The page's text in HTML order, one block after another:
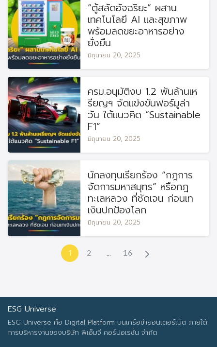
“ตู้สลัดอัจฉริยะ” ผสาน
เทคโนโลยี AI และสุขภาพ
พร้อมลดขยะอาหารอย่าง
ยั่งยืน
มิถุนายน 20, 2025
ครม.อนุมัติงบ 1.2 พันล้านเห
รียญฯ จัดแข่งขันฟอร์มูล่า
วัน ใต้แนวคิด “Sustainable
F1”
มิถุนายน 20, 2025
นักลงทุนเรียกร้อง “กฎการ
จัดการมหาสมุทร” หรือกฎ
ทะเลหลวง ที่ชัดเจน ก่อนเท
เงินปกป้องโลก
มิถุนายน 20, 2025
1 2 … 16
ESG Universe
ESG Universe คือ Digital Platform บนเครือข่ายอินเตอร์เน็ต ภายใต้
การบริหารงานของบริษัท พีเอ็มจี คอร์ปอเรชั่น จำกัด